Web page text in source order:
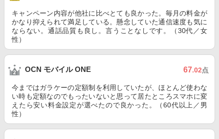
キャンペーン内容が他社に比べとても良かった。毎月の料金が
かなり抑えられて満足している。懸念していた通信速度も気に
ならない。通話品質も良し。言うことなしです。（30代／女
性）
OCN モバイル ONE 67.02点
今まではガラケーの定額制を利用していたが、ほとんど使わな
い時も定額なのでもったいないと思って居たところスマホに変
えたら安い料金設定が選べたので良かった。（60代以上／男
性）